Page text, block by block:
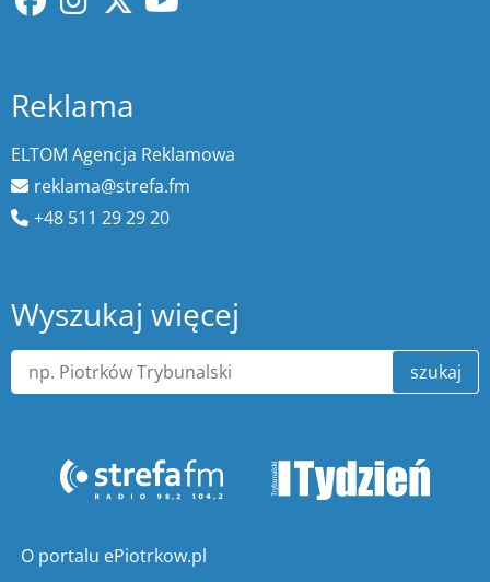
Reklama
ELTOM Agencja Reklamowa
reklama@strefa.fm
+48 511 29 29 20
Wyszukaj więcej
szukaj
O portalu ePiotrkow.pl